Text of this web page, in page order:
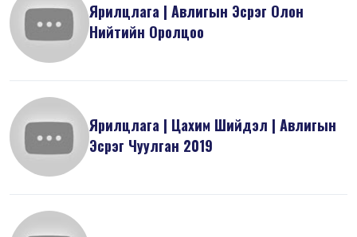
Ярилцлага | Авлигын Эсрэг Олон
Нийтийн Оролцоо
Ярилцлага | Цахим Шийдэл | Авлигын
Эсрэг Чуулган 2019